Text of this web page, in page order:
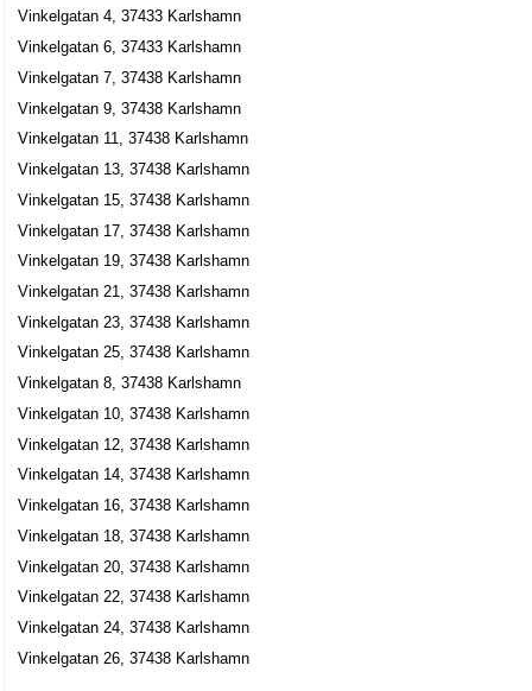
0454-14868
Vinkelgatan 8, 37438 Karlshamn
Vinkelgatan 4, 37433 Karlshamn
Vinkelgatan 6, 37433 Karlshamn
Vinkelgatan 7, 37438 Karlshamn
Vinkelgatan 9, 37438 Karlshamn
Vinkelgatan 11, 37438 Karlshamn
Vinkelgatan 13, 37438 Karlshamn
Vinkelgatan 15, 37438 Karlshamn
Vinkelgatan 17, 37438 Karlshamn
Vinkelgatan 19, 37438 Karlshamn
Vinkelgatan 21, 37438 Karlshamn
Vinkelgatan 23, 37438 Karlshamn
Vinkelgatan 25, 37438 Karlshamn
Vinkelgatan 8, 37438 Karlshamn
Vinkelgatan 10, 37438 Karlshamn
Vinkelgatan 12, 37438 Karlshamn
Vinkelgatan 14, 37438 Karlshamn
Vinkelgatan 16, 37438 Karlshamn
Vinkelgatan 18, 37438 Karlshamn
Vinkelgatan 20, 37438 Karlshamn
Vinkelgatan 22, 37438 Karlshamn
Vinkelgatan 24, 37438 Karlshamn
Vinkelgatan 26, 37438 Karlshamn